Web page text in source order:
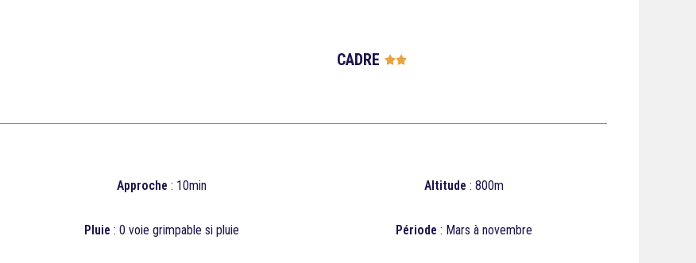
CADRE 
Approche : 10min Altitude : 800m
Pluie :0 voie grimpable si pluie Période : Mars à novembre